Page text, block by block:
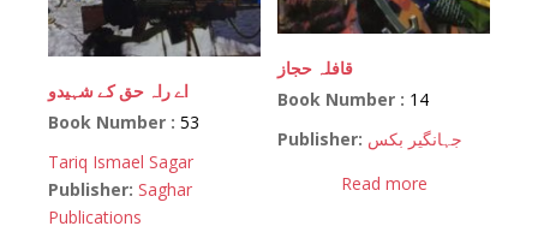
اے راہ حق کے شہیدو
Book Number : 53
Tariq Ismael Sagar
Publisher: Saghar
Publications
قافلہ حجاز
Book Number : 14
Publisher: جہانگیر بکس
Read more